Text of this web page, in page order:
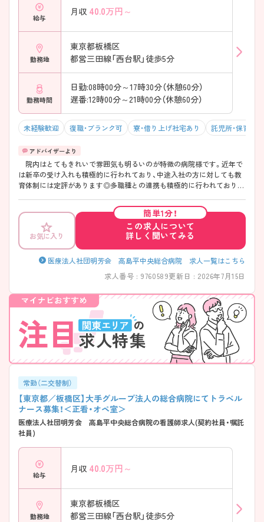
給与
月収 40.0万円～
勤務地
東京都板橋区
都営三田線「西台駅」徒歩5分
勤務時間
日勤:08時00分～17時30分（休憩60分）
遅番:12時00分～21時00分（休憩60分）
未経験歓迎 復職・ブランク可 寮・借り上げ社宅あり 託児所・保育支
院内はとてもきれいで雰囲気も明るいのが特徴の病院様です。近年で
は新卒の受け入れも積極的に行われており、中途入社の方に対しても教
育体制には定評があります◎多職種との連携も積極的に行われておりま
環境で、仕事とプライベートを両立させたい方にオススメできる環境で
す。 ご興味ある方には、面接対策ポイントなど、 さらに詳細をお話し
いたしますので、お気軽にご相談ください。
お気に入り
簡単1分！
この求人について
詳しく聞いてみる
医療法人社団明芳会 高島平中央総合病院 求人一覧はこちら
求人番号 : 9760589更新日 : 2026年7月15日
常勤（二交替制）
【東京都／板橋区】大手グループ法人の総合病院にてトラベル
ナース募集！＜正看・オペ室＞
医療法人社団明芳会 高島平中央総合病院の看護師求人(契約社員・嘱託
社員)
給与
月収 40.0万円～
勤務地
東京都板橋区
都営三田線「西台駅」徒歩5分